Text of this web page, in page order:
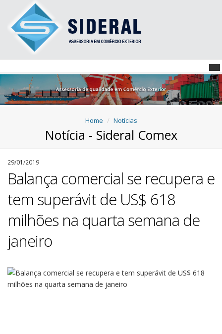
Home Notícias
Notícia - Sideral Comex
29/01/2019
Balança comercial se recupera e
tem superávit de US$ 618
milhões na quarta semana de
janeiro